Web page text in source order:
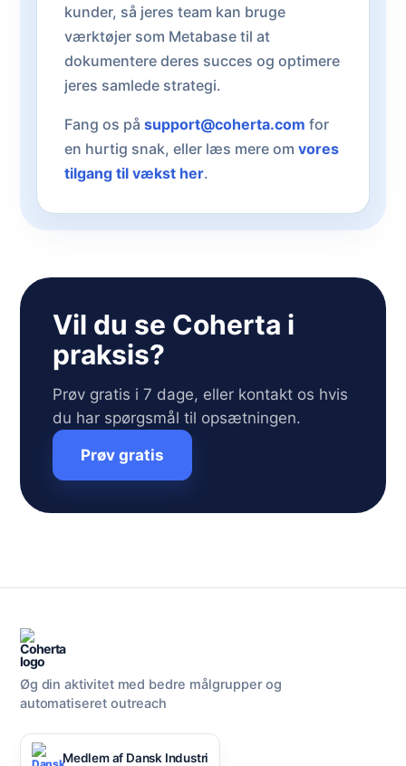
kunder, så jeres team kan bruge
værktøjer som Metabase til at
dokumentere deres succes og optimere
jeres samlede strategi.
Fang os på support@coherta.com for
en hurtig snak, eller læs mere om vores
tilgang til vækst her.
Vil du se Coherta i
praksis?
Prøv gratis i 7 dage, eller kontakt os hvis
du har spørgsmål til opsætningen.
Prøv gratis
Øg din aktivitet med bedre målgrupper og
automatiseret outreach
Medlem af Dansk Industri